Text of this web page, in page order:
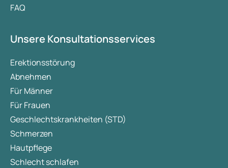
FAQ
Unsere Konsultationsservices
Erektionsstörung
Abnehmen
Für Männer
Für Frauen
Geschlechtskrankheiten (STD)
Schmerzen
Hautpflege
Schlecht schlafen